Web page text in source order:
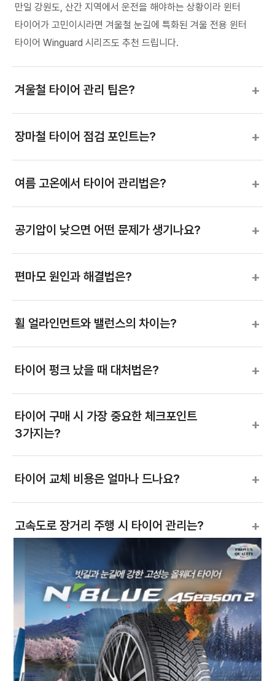
만일 강원도, 산간 지역에서 운전을 해야하는 상황이라 윈터
타이어가 고민이시라면 겨울철 눈길에 특화된 겨울 전용 윈터
타이어 Winguard 시리즈도 추천 드립니다.
겨울철 타이어 관리 팁은? +
장마철 타이어 점검 포인트는? +
여름 고온에서 타이어 관리법은? +
공기압이 낮으면 어떤 문제가 생기나요? +
편마모 원인과 해결법은? +
휠 얼라인먼트와 밸런스의 차이는? +
타이어 펑크 났을 때 대처법은? +
타이어 구매 시 가장 중요한 체크포인트
3가지는?
+
타이어 교체 비용은 얼마나 드나요? +
고속도로 장거리 주행 시 타이어 관리는? +
세단에 맞는 타이어 고르는 법은?
하이브리드(HEV) 차량에 맞는 타이어는? +
넥센타이어 차종별 추천 요약표 +